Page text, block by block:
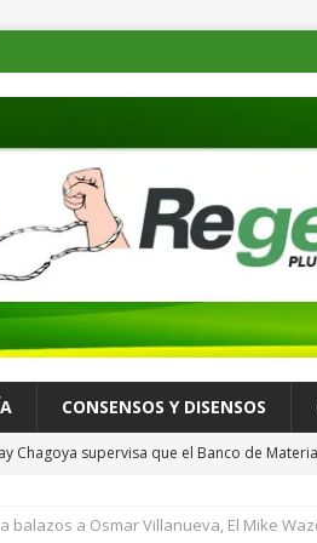
CONSENSOS Y DISENSOS
Chagoya supervisa que el Banco de
posible desastre ambiental por
balazos a Osmar Villanueva, El Mike